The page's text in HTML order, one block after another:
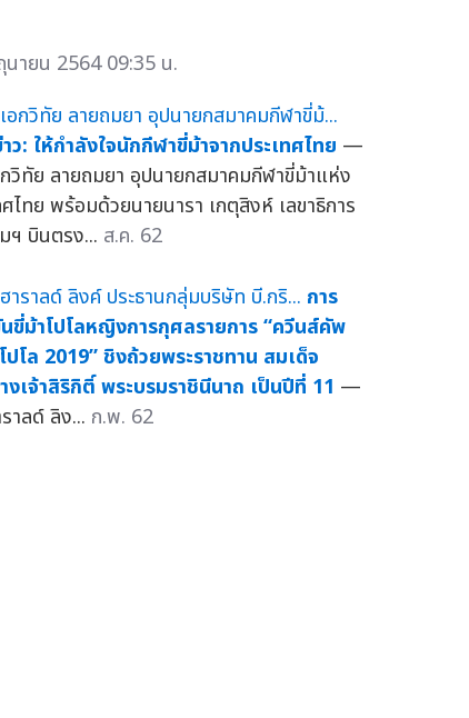
นายน 2564 09:35 น.
ว: ให้กำลังใจนักกีฬาขี่ม้าจากประเทศไทย —
วิทัย ลายถมยา อุปนายกสมาคมกีฬาขี่ม้าแห่ง
ศไทย พร้อมด้วยนายนารา เกตุสิงห์ เลขาธิการ
ฯ บินตรง... ส.ค. 62
การ
ขี่ม้าโปโลหญิงการกุศลรายการ “ควีนส์คัพ
โล 2019” ชิงถ้วยพระราชทาน สมเด็จ
งเจ้าสิริกิติ์ พระบรมราชินีนาถ เป็นปีที่ 11 —
าลด์ ลิง... ก.พ. 62